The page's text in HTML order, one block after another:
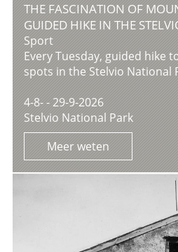
THE FASCINATION OF
GUIDED HIKE IN THE
Sport
Every Tuesday, guided hike
spots in the Stelvio National
4-8- - 29-9-2026
Stelvio National Park
Meer weten